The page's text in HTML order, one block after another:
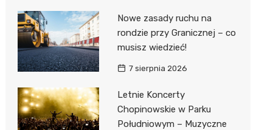
Nowe zasady ruchu na
rondzie przy Granicznej – co
musisz wiedzieć!
7 sierpnia 2026
Letnie Koncerty
Chopinowskie w Parku
Południowym – Muzyczne